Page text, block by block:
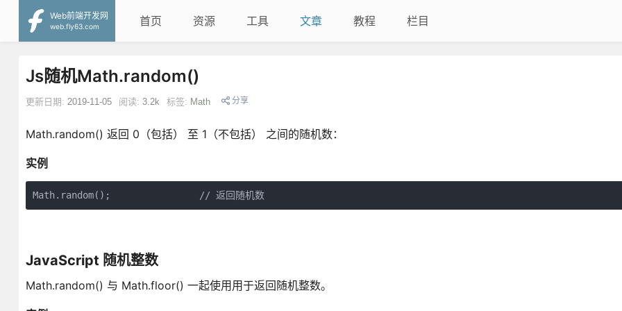
Web前端开发网
web.fly63.com
首页 资源 工具 文章 教程 栏目
Js随机Math.random()
更新日期: 2019-11-05 阅读: 3.2k 标签: Math 分享
Math.random() 返回 0（包括） 至 1（不包括） 之间的随机数：
实例
Math.random();                // 返回随机数
JavaScript 随机整数
Math.random() 与 Math.floor() 一起使用用于返回随机整数。